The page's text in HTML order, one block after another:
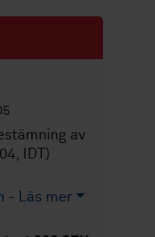
av
IDT)
- Läs mer